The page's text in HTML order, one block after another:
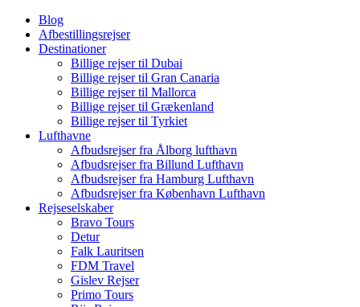
Blog
Afbestillingsrejser
Destinationer
Billige rejser til Dubai
Billige rejser til Gran Canaria
Billige rejser til Mallorca
Billige rejser til Grækenland
Billige rejser til Tyrkiet
Lufthavne
Afbudsrejser fra Ålborg lufthavn
Afbudsrejser fra Billund Lufthavn
Afbudsrejser fra Hamburg Lufthavn
Afbudsrejser fra København Lufthavn
Rejseselskaber
Bravo Tours
Detur
Falk Lauritsen
FDM Travel
Gislev Rejser
Primo Tours